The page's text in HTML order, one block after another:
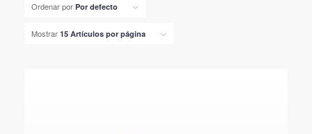
Ordenar por Por defecto
Mostrar 15 Artículos por página